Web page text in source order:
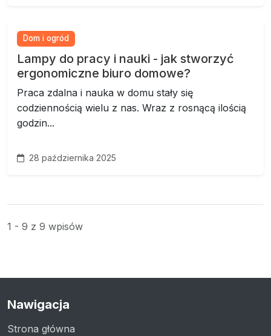
Dom i ogród
Lampy do pracy i nauki - jak stworzyć
ergonomiczne biuro domowe?
Praca zdalna i nauka w domu stały się
codziennością wielu z nas. Wraz z rosnącą ilością
godzin...
28 października 2025
1 - 9 z 9 wpisów
Nawigacja
Strona główna